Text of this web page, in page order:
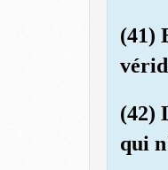
(41)
(42)
qui